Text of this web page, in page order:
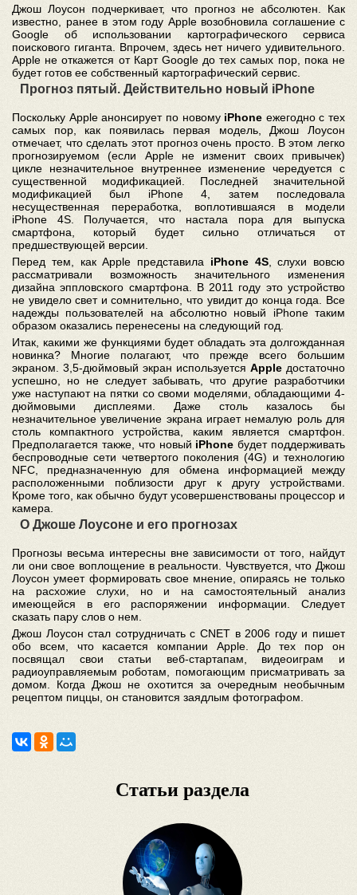
Джош Лоусон подчеркивает, что прогноз не абсолютен. Как
известно, ранее в этом году Apple возобновила соглашение с
Google об использовании картографического сервиса
поискового гиганта. Впрочем, здесь нет ничего удивительного.
Apple не откажется от Карт Google до тех самых пор, пока не
будет готов ее собственный картографический сервис.
Прогноз пятый. Действительно новый iPhone
Поскольку Apple анонсирует по новому iPhone ежегодно с тех
самых пор, как появилась первая модель, Джош Лоусон
отмечает, что сделать этот прогноз очень просто. В этом легко
прогнозируемом (если Apple не изменит своих привычек)
цикле незначительное внутреннее изменение чередуется с
существенной модификацией. Последней значительной
модификацией был iPhone 4, затем последовала
несущественная переработка, воплотившаяся в модели
iPhone 4S. Получается, что настала пора для выпуска
смартфона, который будет сильно отличаться от
предшествующей версии.
Перед тем, как Apple представила iPhone 4S, слухи вовсю
рассматривали возможность значительного изменения
дизайна эппловского смартфона. В 2011 году это устройство
не увидело свет и сомнительно, что увидит до конца года. Все
надежды пользователей на абсолютно новый iPhone таким
образом оказались перенесены на следующий год.
Итак, какими же функциями будет обладать эта долгожданная
новинка? Многие полагают, что прежде всего большим
экраном. 3,5-дюймовый экран используется Apple достаточно
успешно, но не следует забывать, что другие разработчики
уже наступают на пятки со своми моделями, обладающими 4-
дюймовыми дисплеями. Даже столь казалось бы
незначительное увеличение экрана играет немалую роль для
столь компактного устройства, каким является смартфон.
Предполагается также, что новый iPhone будет поддерживать
беспроводные сети четвертого поколения (4G) и технологию
NFC, предназначенную для обмена информацией между
расположенными поблизости друг к другу устройствами.
Кроме того, как обычно будут усовершенствованы процессор и
камера.
О Джоше Лоусоне и его прогнозах
Прогнозы весьма интересны вне зависимости от того, найдут
ли они свое воплощение в реальности. Чувствуется, что Джош
Лоусон умеет формировать свое мнение, опираясь не только
на расхожие слухи, но и на самостоятельный анализ
имеющейся в его распоряжении информации. Следует
сказать пару слов о нем.
Джош Лоусон стал сотрудничать с CNET в 2006 году и пишет
обо всем, что касается компании Apple. До тех пор он
посвящал свои статьи веб-стартапам, видеоиграм и
радиоуправляемым роботам, помогающим присматривать за
домом. Когда Джош не охотится за очередным необычным
рецептом пиццы, он становится заядлым фотографом.
Статьи раздела